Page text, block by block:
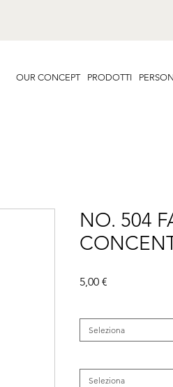
OUR CONCEPT PRODOTTI
NO. 504
5,00 €
Seleziona
Seleziona